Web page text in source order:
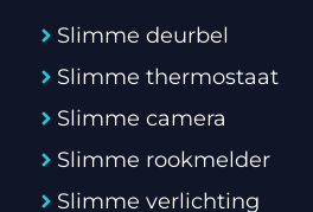
Slimme deurbel
Slimme thermostaat
Slimme camera
Slimme rookmelder
Slimme verlichting